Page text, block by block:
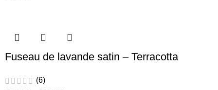
Fuseau de lavande satin – Terracotta
(6)